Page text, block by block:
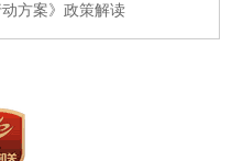
动方案》政策解读